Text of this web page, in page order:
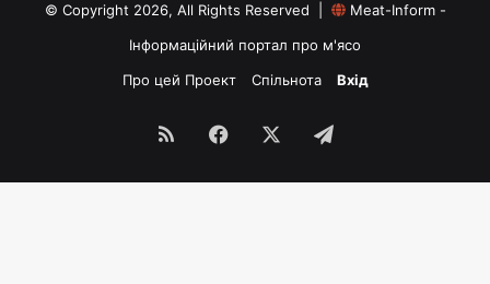
© Copyright 2026, All Rights Reserved |
Meat-Inform -
Інформаційний портал про м'ясо
Про цей Проект
Спільнота Вхід
RSS Facebook